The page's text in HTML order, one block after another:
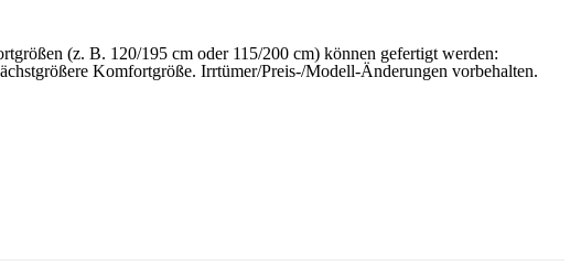
(z. B. 120/195 cm oder 115/200 cm) können gefertigt werden:
Komfortgröße. Irrtümer/Preis-/Modell-Änderungen vorbehalten.